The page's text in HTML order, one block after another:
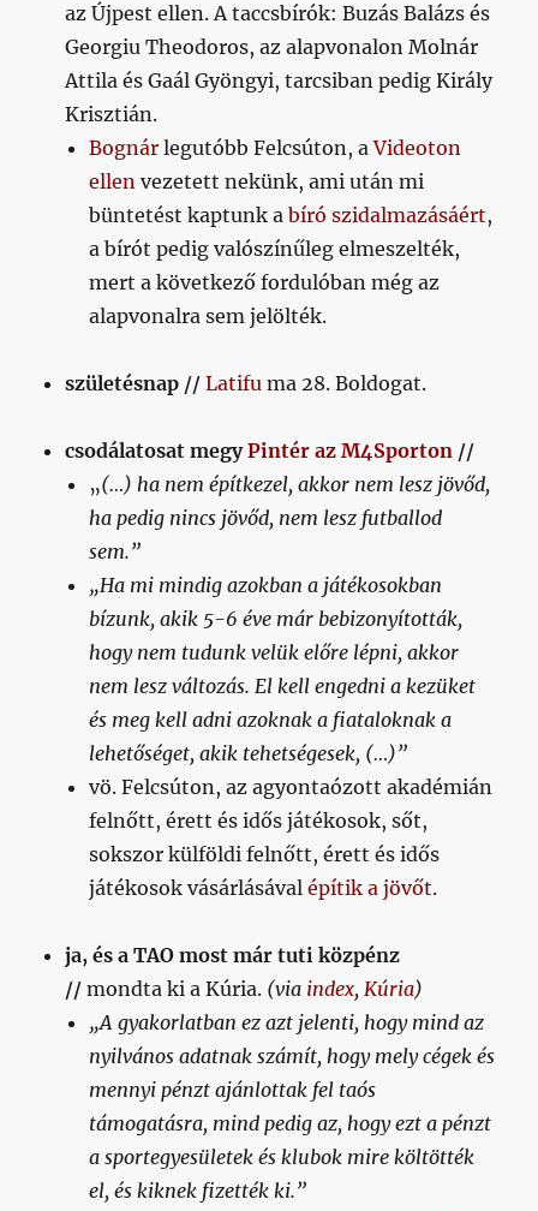
az Újpest ellen. A taccsbírók: Buzás Balázs és
Georgiu Theodoros, az alapvonalon Molnár
Attila és Gaál Gyöngyi, tarcsiban pedig Király
Krisztián.
Bognár legutóbb Felcsúton, aVideoton
ellen vezetett nekünk, ami után mi
büntetést kaptunk abíró szidalmazásáért,
a bírót pedig valószínűleg elmeszelték,
mert a következő fordulóban még az
alapvonalra sem jelölték.
születésnap //Latifu ma 28. Boldogat.
csodálatosat megyPintér az M4Sporton //
„(…) ha nem építkezel, akkor nem lesz jövőd,
ha pedig nincs jövőd, nem lesz futballod
sem.”
„Ha mi mindig azokban a játékosokban
bízunk, akik 5-6 éve már bebizonyították,
hogy nem tudunk velük előre lépni, akkor
nem lesz változás. El kell engedni a kezüket
és meg kell adni azoknak a fiataloknak a
lehetőséget, akik tehetségesek, (…)”
vö. Felcsúton, az agyontaózott akadémián
felnőtt, érett és idős játékosok, sőt,
sokszor külföldi felnőtt, érett és idős
játékosok vásárlásávalépítik a jövőt.
ja, és a TAO most már tuti közpénz
//mondta ki a Kúria. (via index,Kúria)
„A gyakorlatban ez azt jelenti, hogy mind az
nyilvános adatnak számít, hogy mely cégek és
mennyi pénzt ajánlottak fel taós
támogatásra, mind pedig az, hogy ezt a pénzt
a sportegyesületek és klubok mire költötték
el, és kiknek fizették ki.”